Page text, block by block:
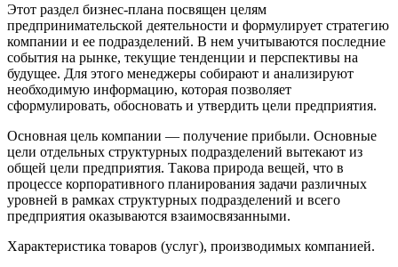
Этот раздел бизнес-плана посвящен целям
предпринимательской деятельности и формулирует стратегию
компании и ее подразделений. В нем учитываются последние
события на рынке, текущие тенденции и перспективы на
будущее. Для этого менеджеры собирают и анализируют
необходимую информацию, которая позволяет
сформулировать, обосновать и утвердить цели предприятия.
Основная цель компании — получение прибыли. Основные
цели отдельных структурных подразделений вытекают из
общей цели предприятия. Такова природа вещей, что в
процессе корпоративного планирования задачи различных
уровней в рамках структурных подразделений и всего
предприятия оказываются взаимосвязанными.
Характеристика товаров (услуг), производимых компанией.